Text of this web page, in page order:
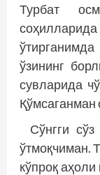
Турбат
ўзининг
сувларида
Қўмсаганман
Сўнгги
ўтмоқчиман.
кўпроқ